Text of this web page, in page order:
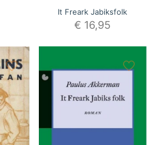
It Freark Jabiksfolk
€ 16,95